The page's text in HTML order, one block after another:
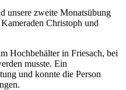
unsere zweite Monatsübung
Christoph und
Hochbehälter in Friesach, bei
musste. Ein
und konnte die Person